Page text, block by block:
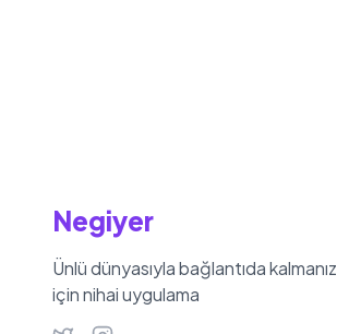
Negiyer
Ünlü dünyasıyla bağlantıda kalmanız
için nihai uygulama